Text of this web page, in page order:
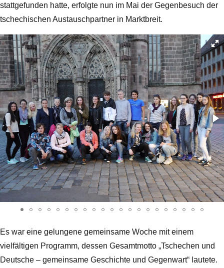
stattgefunden hatte, erfolgte nun im Mai der Gegenbesuch der
tschechischen Austauschpartner in Marktbreit.
Es war eine gelungene gemeinsame Woche mit einem
vielfältigen Programm, dessen Gesamtmotto „Tschechen und
Deutsche – gemeinsame Geschichte und Gegenwart“ lautete.